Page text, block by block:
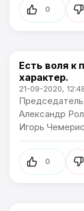
0
Спорт
Есть воля к
характер.
21-09-2020,
Александр
Игорь
0